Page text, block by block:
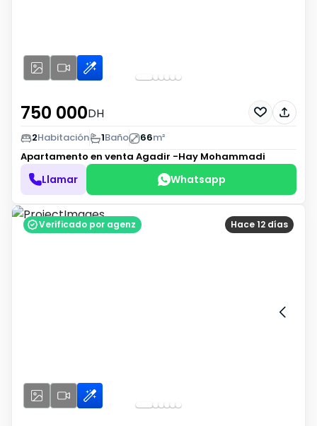
750 000DH
2Habitación 1Baño 66m²
Apartamento en venta Agadir -Hay Mohammadi
Llamar Whatsapp
Hace 12 días
Verificado por agenz